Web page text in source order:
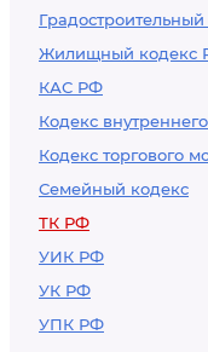
Жилищный кодекс
КАС РФ
Кодекс
Кодекс торгового
Семейный кодекс
ТК РФ
УИК РФ
УК РФ
УПК РФ